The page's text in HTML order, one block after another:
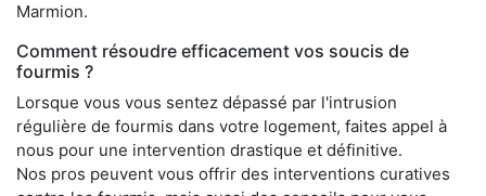
Marmion.
Comment résoudre efficacement vos soucis de
fourmis ?
Lorsque vous vous sentez dépassé par l'intrusion
régulière de fourmis dans votre logement, faites appel à
nous pour une intervention drastique et définitive.
Nos pros peuvent vous offrir des interventions curatives